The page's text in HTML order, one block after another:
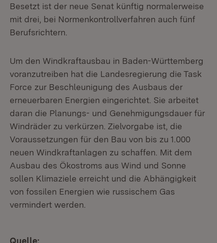
Besetzt ist der neue Senat künftig normalerweise
mit drei, bei Normenkontrollverfahren auch fünf
Berufsrichtern.
Um den Windkraftausbau in Baden-Württemberg
voranzutreiben hat die Landesregierung die Task
Force zur Beschleunigung des Ausbaus der
erneuerbaren Energien eingerichtet. Sie arbeitet
daran die Planungs- und Genehmigungsdauer für
Windräder zu verkürzen. Zielvorgabe ist, die
Voraussetzungen für den Bau von bis zu 1.000
neuen Windkraftanlagen zu schaffen. Mit dem
Ausbau des Ökostroms aus Wind und Sonne
sollen Klimaziele erreicht und die Abhängigkeit
von fossilen Energien wie russischem Gas
vermindert werden.
Quelle: